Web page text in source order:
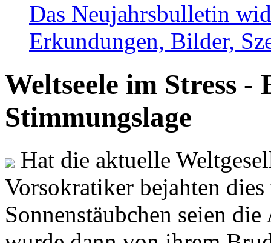
Das Neujahrsbulletin
Erkundungen, Bilder,
Weltseele im Stress -
Stimmungslage
Hat die aktuelle
Vorsokratiker bejahten
Sonnenstäubchen seien